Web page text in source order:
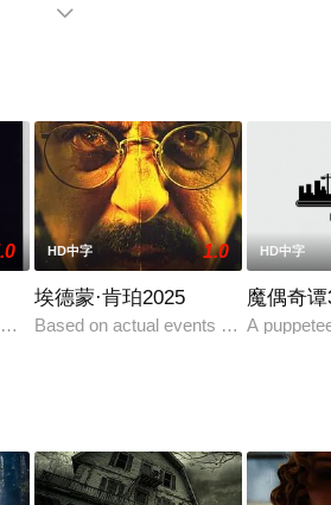
等演员精彩
相关信息可移步至豆瓣电影、电

蒂文•弗瑞林（Craig T. Nelson 饰）带
HD中字 1.0
埃德蒙·肯珀2025
Based on actual events of American
HD中字
魔偶奇
A